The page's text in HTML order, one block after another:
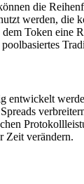
die
werden,
Token
Zeit verändern.